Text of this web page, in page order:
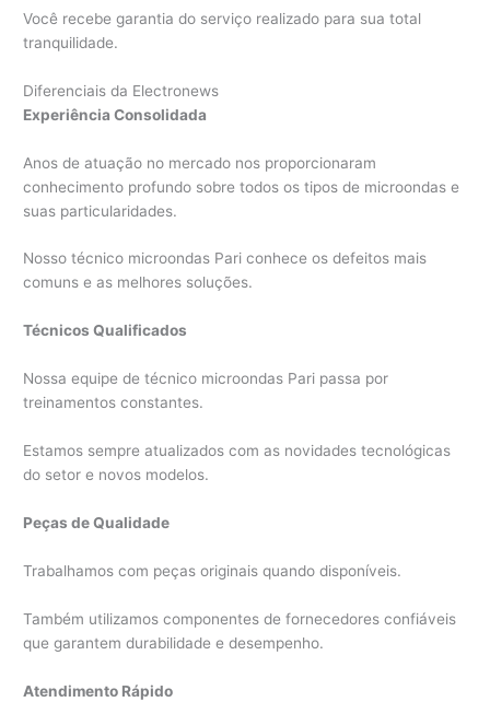
Você recebe garantia do serviço realizado para sua total
tranquilidade.
Diferenciais da Electronews
Experiência Consolidada
Anos de atuação no mercado nos proporcionaram
conhecimento profundo sobre todos os tipos de microondas e
suas particularidades.
Nosso técnico microondas Pari conhece os defeitos mais
comuns e as melhores soluções.
Técnicos Qualificados
Nossa equipe de técnico microondas Pari passa por
treinamentos constantes.
Estamos sempre atualizados com as novidades tecnológicas
do setor e novos modelos.
Peças de Qualidade
Trabalhamos com peças originais quando disponíveis.
Também utilizamos componentes de fornecedores confiáveis
que garantem durabilidade e desempenho.
Atendimento Rápido